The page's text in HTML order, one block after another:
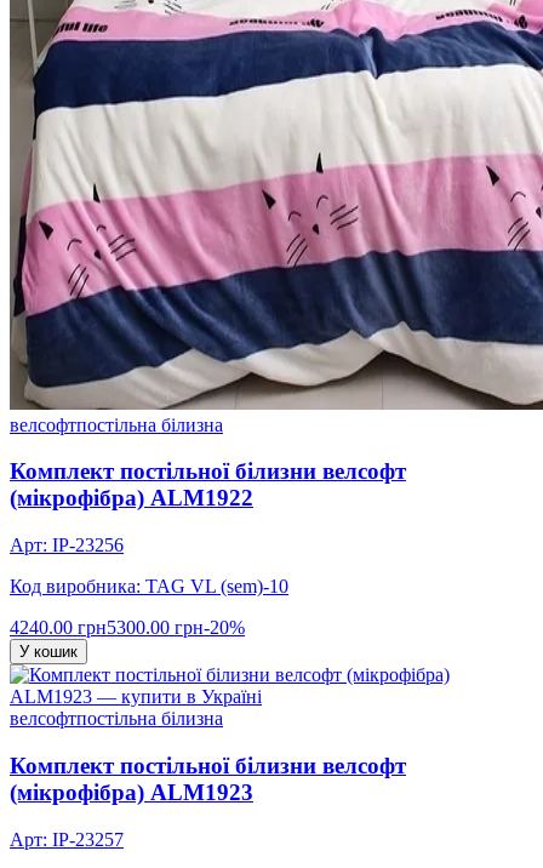
велсофтпостільна білизна
Комплект постільної білизни велсофт
(мікрофібра) ALM1922
Арт: IP-23256
Код виробника: TAG VL (sem)-10
4240.00 грн5300.00 грн-20%
У кошик
велсофтпостільна білизна
Комплект постільної білизни велсофт
(мікрофібра) ALM1923
Арт: IP-23257